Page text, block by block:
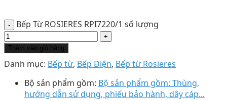
Bếp Từ ROSIERES RPI7220/1 số lượng
Thêm vào giỏ hàng
Danh mục: Bếp từ, Bếp Điện, Bếp từ Rosieres
Bộ sản phẩm gồm: Bộ sản phẩm gồm: Thùng,
hướng dẫn sử dụng, phiếu bảo hành, dây cáp...